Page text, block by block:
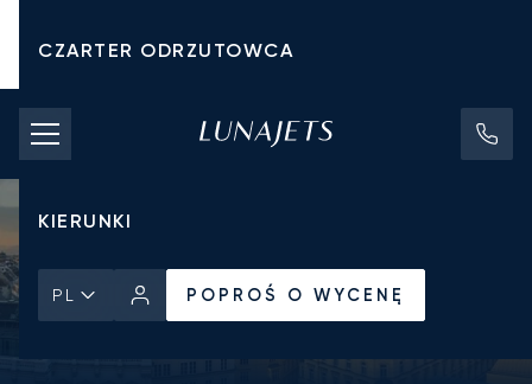
CZARTER ODRZUTOWCA
KOSZTY CZARTERU
PRYWATNE ODRZUTOWCE
KIERUNKI
PL POPROŚ O WYCENĘ